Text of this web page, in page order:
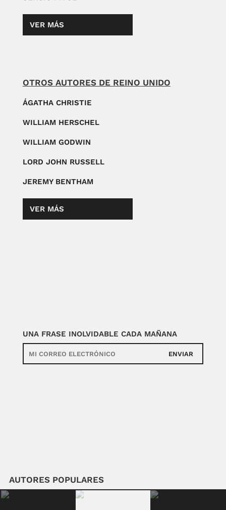
VER MÁS
OTROS AUTORES DE REINO UNIDO
ÁGATHA CHRISTIE
WILLIAM HERSCHEL
WILLIAM GODWIN
LORD JOHN RUSSELL
JEREMY BENTHAM
VER MÁS
UNA FRASE INOLVIDABLE CADA MAÑANA
ENVIAR
AUTORES POPULARES